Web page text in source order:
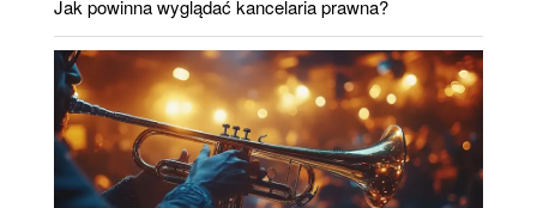
Jak powinna wyglądać kancelaria prawna?